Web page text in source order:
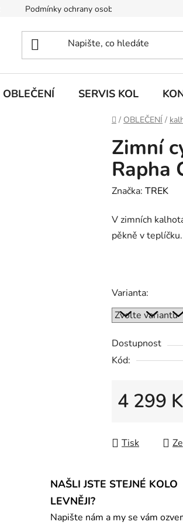
Podmínky ochrany osobních údajů
OBLEČENÍ SERVIS KOL
Domů
/ OBLEČENÍ /
Zimní
Rapha
Značka: TREK
V zimních
pěkně v teplíčku.
Varianta:
Dostupnost
Kód:
4 299
Tisk
NAŠLI JSTE STEJNÉ KOLO
LEVNĚJI?
Napište nám a my se vám